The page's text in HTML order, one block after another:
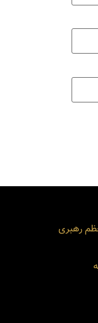
رهبری